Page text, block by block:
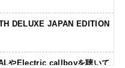
DELUXE JAPAN EDITION
やElectric callboyを聴いて